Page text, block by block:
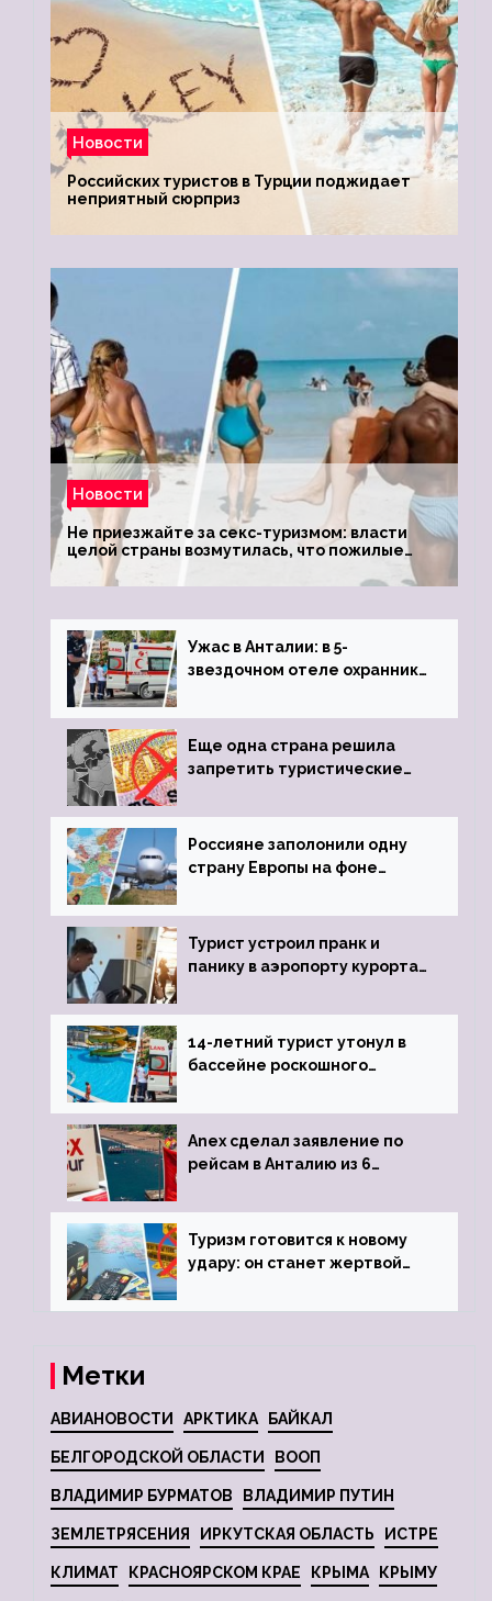
Новости
Российских туристов в Турции поджидает
неприятный сюрприз
Новости
Не приезжайте за секс-туризмом: власти
целой страны возмутилась, что пожилые
туристки массово едут к ним, чтобы
обзавестись молодыми любовниками
Ужас в Анталии: в 5-
звездочном отеле охранник
пистолета
Еще одна страна решила
запретить туристические
Россияне заполонили одну
страну Европы на фоне
виз
Турист устроил пранк и
панику в аэропорту курорта,
задержке рейса
14-летний турист утонул в
бассейне роскошного
Anex сделал заявление по
рейсам в Анталию из 6
Туризм готовится к новому
удару: он станет жертвой
Метки
АВИАНОВОСТИ АРКТИКА БАЙКАЛ
БЕЛГОРОДСКОЙ ОБЛАСТИ ВООП
ВЛАДИМИР БУРМАТОВ ВЛАДИМИР ПУТИН
ЗЕМЛЕТРЯСЕНИЯ ИРКУТСКАЯ ОБЛАСТЬ ИСТРЕ
КЛИМАТ КРАСНОЯРСКОМ КРАЕ КРЫМА КРЫМУ